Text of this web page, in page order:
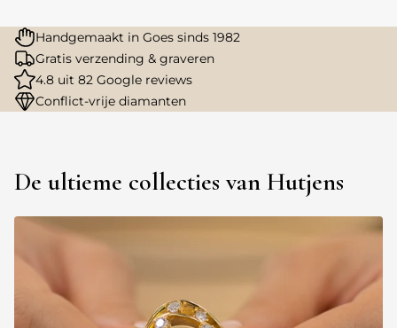
Handgemaakt in Goes sinds 1982
Gratis verzending & graveren
4.8 uit 82 Google reviews
Conflict-vrije diamanten
De ultieme collecties van Hutjens